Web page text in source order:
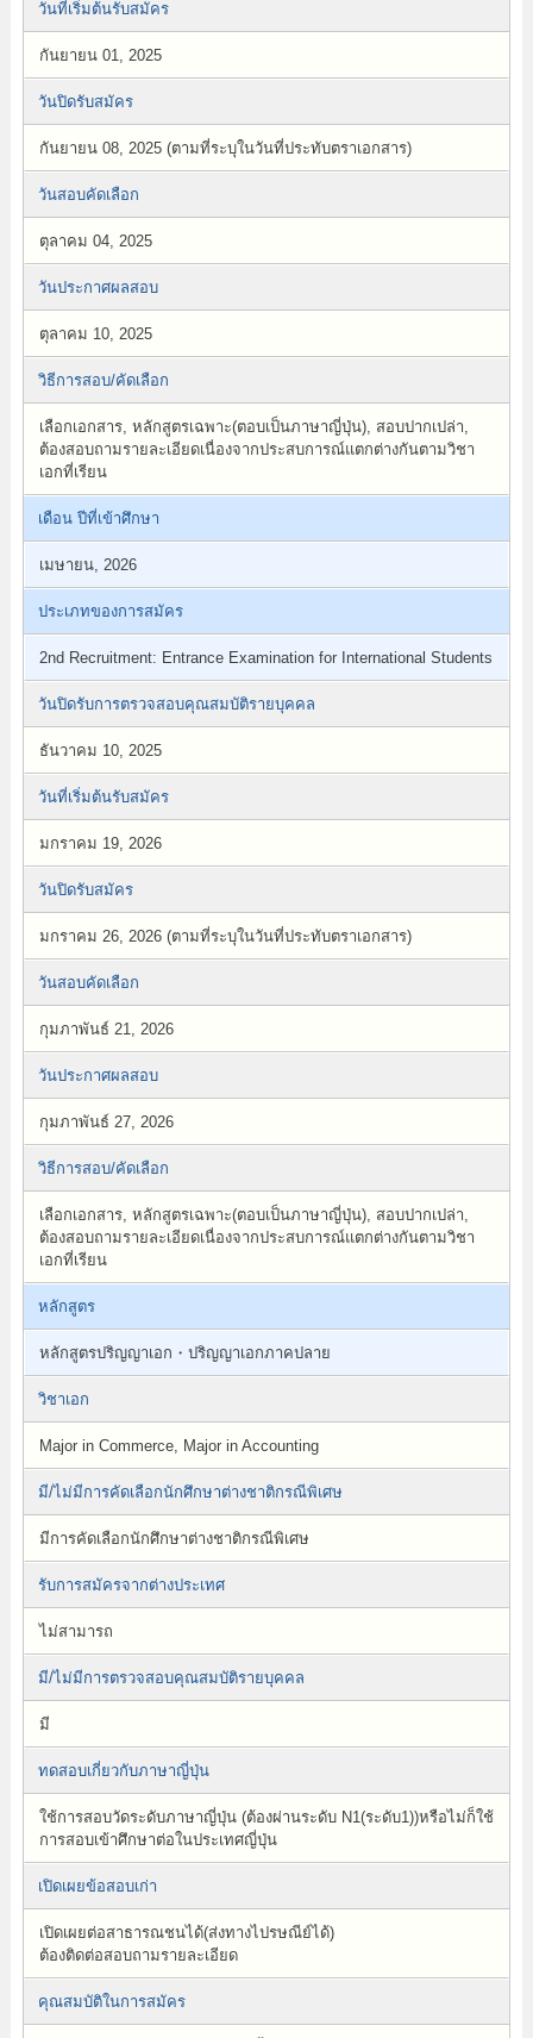
วันที่เริ่มต้นรับสมัคร
กันยายน 01, 2025
วันปิดรับสมัคร
กันยายน 08, 2025 (ตามที่ระบุในวันที่ประทับตราเอกสาร)
วันสอบคัดเลือก
ตุลาคม 04, 2025
วันประกาศผลสอบ
ตุลาคม 10, 2025
วิธีการสอบ/คัดเลือก
เลือกเอกสาร, หลักสูตรเฉพาะ(ตอบเป็นภาษาญี่ปุ่น), สอบปากเปล่า,
ต้องสอบถามรายละเอียดเนื่องจากประสบการณ์แตกต่างกันตามวิชา
เอกที่เรียน
เดือน ปีที่เข้าศึกษา
เมษายน, 2026
ประเภทของการสมัคร
2nd Recruitment: Entrance Examination for International Students
วันปิดรับการตรวจสอบคุณสมบัติรายบุคคล
ธันวาคม 10, 2025
วันที่เริ่มต้นรับสมัคร
มกราคม 19, 2026
วันปิดรับสมัคร
มกราคม 26, 2026 (ตามที่ระบุในวันที่ประทับตราเอกสาร)
วันสอบคัดเลือก
กุมภาพันธ์ 21, 2026
วันประกาศผลสอบ
กุมภาพันธ์ 27, 2026
วิธีการสอบ/คัดเลือก
เลือกเอกสาร, หลักสูตรเฉพาะ(ตอบเป็นภาษาญี่ปุ่น), สอบปากเปล่า,
ต้องสอบถามรายละเอียดเนื่องจากประสบการณ์แตกต่างกันตามวิชา
เอกที่เรียน
หลักสูตร
หลักสูตรปริญญาเอก・ปริญญาเอกภาคปลาย
วิชาเอก
Major in Commerce, Major in Accounting
มี/ไม่มีการคัดเลือกนักศึกษาต่างชาติกรณีพิเศษ
มีการคัดเลือกนักศึกษาต่างชาติกรณีพิเศษ
รับการสมัครจากต่างประเทศ
ไม่สามารถ
มี/ไม่มีการตรวจสอบคุณสมบัติรายบุคคล
มี
ทดสอบเกี่ยวกับภาษาญี่ปุ่น
ใช้การสอบวัดระดับภาษาญี่ปุ่น (ต้องผ่านระดับ N1(ระดับ1))หรือไม่ก็ใช้
การสอบเข้าศึกษาต่อในประเทศญี่ปุ่น
เปิดเผยข้อสอบเก่า
เปิดเผยต่อสาธารณชนได้(ส่งทางไปรษณีย์ได้)
ต้องติดต่อสอบถามรายละเอียด
คุณสมบัติในการสมัคร